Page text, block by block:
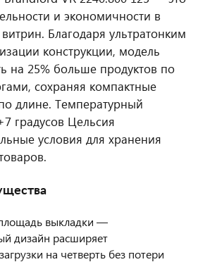
и экономичности в
Благодаря ультратонким
конструкции, модель
на 25% больше продуктов по
сохраняя компактные
длине. Температурный
градусов Цельсия
условия для хранения
выкладки —
дизайн расширяет
на четверть без потери